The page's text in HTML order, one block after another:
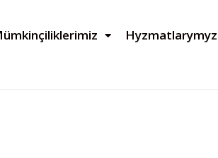
Hyzmatlarymyz